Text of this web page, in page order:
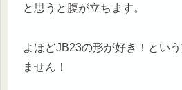
と思うと腹が立ちます。
よほどJB23の形が好き！とい
ません！